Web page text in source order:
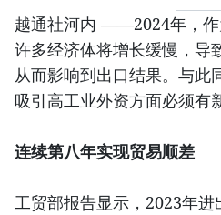
越通社河内 ——2024年，作
许多经济体将增长缓慢，导
从而影响到出口结果。与此
吸引高工业外资方面必须有
连续第八年实现贸易顺差
工贸部报告显示，2023年